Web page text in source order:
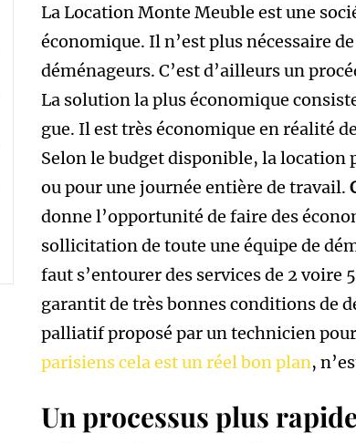
La Location Monte Meuble est une
économique. Il n’est plus nécessaire
déménageurs. C’est d’ailleurs un
La solution la plus économique
gue. Il est très économique en réalité
Selon le budget disponible, la
ou pour une journée entière de travail.
donne l’opportunité de faire des
sollicitation de toute une équipe de
faut s’entourer des services de 2
garantit de très bonnes conditions de
palliatif proposé par un technicien
parisiens cela est un réel bon plan,
Un processus plus